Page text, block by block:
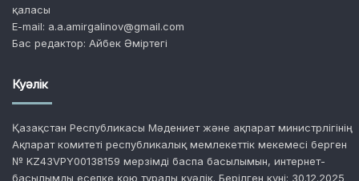
қаласы
E-mail: a.a.amirgalinov@gmail.com
Бас редактор: Айбек Әміртегі
Куәлік
Қазақстан Республикасы Мәдениет және ақпарат министрлігінің
Ақпарат комитеті республикалық мемлекеттік мекемесі берген
№ KZ43VPY00138159 мерзімді баспа басылымын, интернет-
басылымды есепке қою туралы куәлік. Берілген күні: 30.12.2025